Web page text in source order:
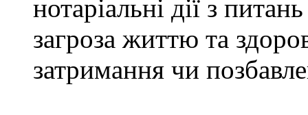
нотаріальні дії з
загроза життю та
затримання чи